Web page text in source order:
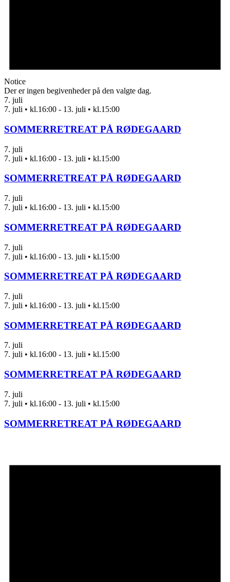
Notice
Der er ingen begivenheder på den valgte dag.
7. juli
7. juli • kl.16:00 - 13. juli • kl.15:00
SOMMERRETREAT PÅ RØDEGAARD
7. juli
7. juli • kl.16:00 - 13. juli • kl.15:00
SOMMERRETREAT PÅ RØDEGAARD
7. juli
7. juli • kl.16:00 - 13. juli • kl.15:00
SOMMERRETREAT PÅ RØDEGAARD
7. juli
7. juli • kl.16:00 - 13. juli • kl.15:00
SOMMERRETREAT PÅ RØDEGAARD
7. juli
7. juli • kl.16:00 - 13. juli • kl.15:00
SOMMERRETREAT PÅ RØDEGAARD
7. juli
7. juli • kl.16:00 - 13. juli • kl.15:00
SOMMERRETREAT PÅ RØDEGAARD
7. juli
7. juli • kl.16:00 - 13. juli • kl.15:00
SOMMERRETREAT PÅ RØDEGAARD